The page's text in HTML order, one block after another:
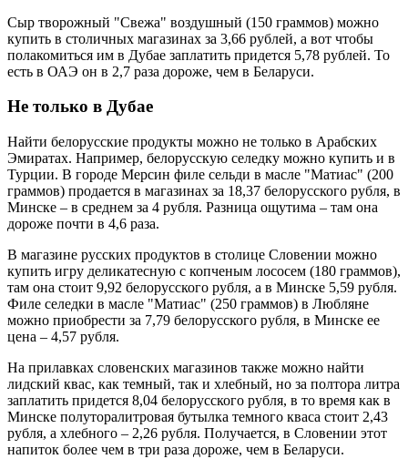
Сыр творожный "Свежа" воздушный (150 граммов) можно
купить в столичных магазинах за 3,66 рублей, а вот чтобы
полакомиться им в Дубае заплатить придется 5,78 рублей. То
есть в ОАЭ он в 2,7 раза дороже, чем в Беларуси.
Не только в Дубае
Найти белорусские продукты можно не только в Арабских
Эмиратах. Например, белорусскую селедку можно купить и в
Турции. В городе Мерсин филе сельди в масле "Матиас" (200
граммов) продается в магазинах за 18,37 белорусского рубля, в
Минске – в среднем за 4 рубля. Разница ощутима – там она
дороже почти в 4,6 раза.
В магазине русских продуктов в столице Словении можно
купить игру деликатесную с копченым лососем (180 граммов),
там она стоит 9,92 белорусского рубля, а в Минске 5,59 рубля.
Филе селедки в масле "Матиас" (250 граммов) в Любляне
можно приобрести за 7,79 белорусского рубля, в Минске ее
цена – 4,57 рубля.
На прилавках словенских магазинов также можно найти
лидский квас, как темный, так и хлебный, но за полтора литра
заплатить придется 8,04 белорусского рубля, в то время как в
Минске полуторалитровая бутылка темного кваса стоит 2,43
рубля, а хлебного – 2,26 рубля. Получается, в Словении этот
напиток более чем в три раза дороже, чем в Беларуси.